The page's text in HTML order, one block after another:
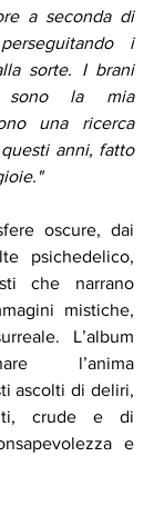
a seconda di
i
sorte. I brani
sono la mia
una ricerca
anni, fatto
oscure, dai
psichedelico,
che narrano
mistiche,
L’album
l’anima
ascolti di deliri,
crude e di
e